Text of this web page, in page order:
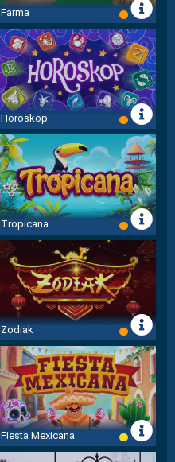
Farma
Horoskop
Tropicana
Zodiak
Fiesta Mexicana